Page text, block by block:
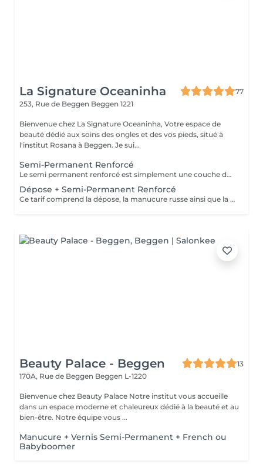
La Signature Oceaninha
77
253, Rue de Beggen Beggen 1221
Bienvenue chez La Signature Oceaninha, Votre espace de
beauté dédié aux soins des ongles et des vos pieds, situé à
l'institut Rosana à Beggen. Je sui...
Semi-Permanent Renforcé
Le semi permanent renforcé est simplement une couche de vernis avec une base épaisse. Il permet de renforcé vos ongles naturels contrairement au semi permanent classique. Cette technique s'effectue sur des ongles naturels sains et dures. La Manucure Russe est comprise dans le prix. Le remplissage est à faire toutes les 2 semaines et demi / 3 semaines.
Dépose + Semi-Permanent Renforcé
Ce tarif comprend la dépose, la manucure russe ainsi que la nouvelle pose !
Beauty Palace - Beggen
13
170A, Rue de Beggen Beggen L-1220
Bienvenue chez Beauty Palace Notre institut vous accueille
dans un espace moderne et chaleureux dédié à la beauté et au
bien-être. Notre équipe vous ...
Manucure + Vernis Semi-Permanent + French ou
Babyboomer